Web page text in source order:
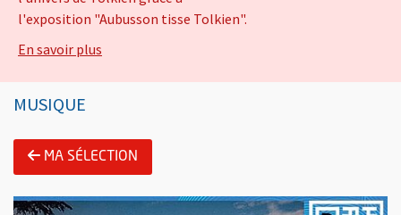
Information importante
l'exposition "Aubusson tisse Tolkien".
En savoir plus
Présentation de l'évènement
MUSIQUE
MA SÉLECTION